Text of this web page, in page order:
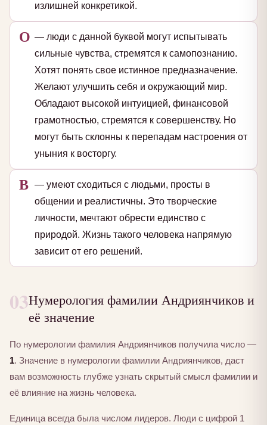
излишней конкретикой.
О — люди с данной буквой могут испытывать
сильные чувства, стремятся к самопознанию.
Хотят понять свое истинное предназначение.
Желают улучшить себя и окружающий мир.
Обладают высокой интуицией, финансовой
грамотностью, стремятся к совершенству. Но
могут быть склонны к перепадам настроения от
уныния к восторгу.
В — умеют сходиться с людьми, просты в
общении и реалистичны. Это творческие
личности, мечтают обрести единство с
природой. Жизнь такого человека напрямую
зависит от его решений.
03Нумерология фамилии Андриянчиков и
её значение
По нумерологии фамилия Андриянчиков получила число —
1. Значение в нумерологии фамилии Андриянчиков, даст
вам возможность глубже узнать скрытый смысл фамилии и
её влияние на жизнь человека.
Единица всегда была числом лидеров. Люди с цифрой 1